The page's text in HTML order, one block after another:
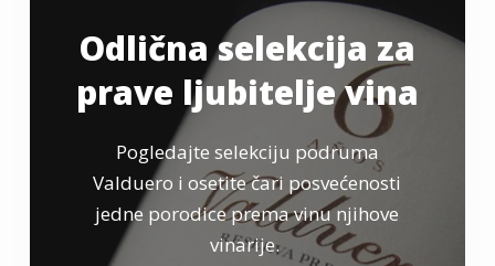
Odlična selekcija za
prave ljubitelje vina
Pogledajte selekciju podruma
Valduero i osetite čari posvećenosti
jedne porodice prema vinu njihove
vinarije.